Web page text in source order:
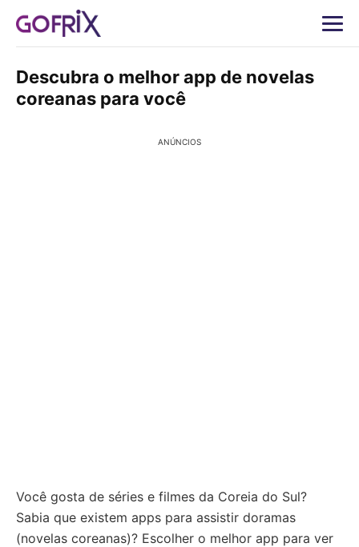
Descubra o melhor app de novelas
coreanas para você
ANÚNCIOS
Você gosta de séries e filmes da Coreia do Sul?
Sabia que existem apps para assistir doramas
(novelas coreanas)? Escolher o melhor app para ver